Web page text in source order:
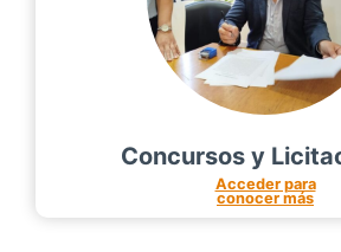
Concursos y
Acceder para
conocer más